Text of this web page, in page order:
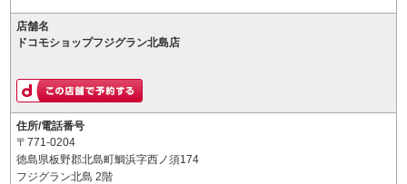
店舗名
ドコモショップフジグラン北島店
住所/電話番号
〒771-0204
徳島県板野郡北島町鯛浜字西ノ須174
フジグラン北島 2階